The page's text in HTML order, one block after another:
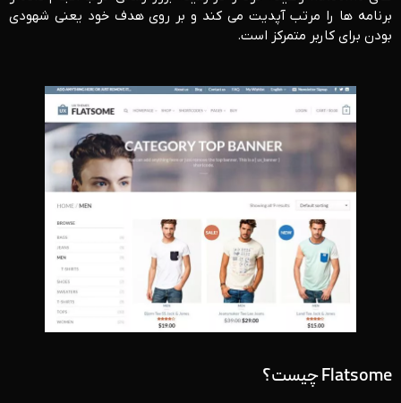
برنامه ها را مرتب آپدیت می کند و بر روی هدف خود یعنی شهودی
بودن برای کاربر متمرکز است.
Flatsome چیست؟